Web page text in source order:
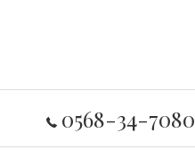
0568-34-7080